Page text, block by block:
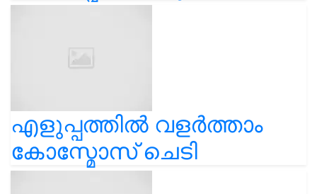
എളുപ്പത്തിൽ വളർത്താം
കോസ്മോസ് ചെടി